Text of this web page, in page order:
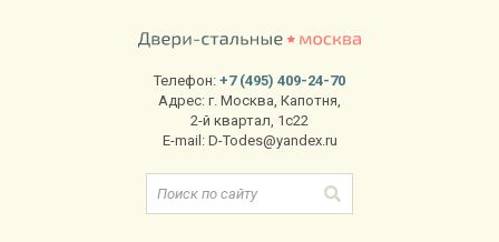
Телефон: +7 (495) 409-24-70
Адрес: г. Москва, Капотня,
2-й квартал, 1с22
E-mail: D-Todes@yandex.ru